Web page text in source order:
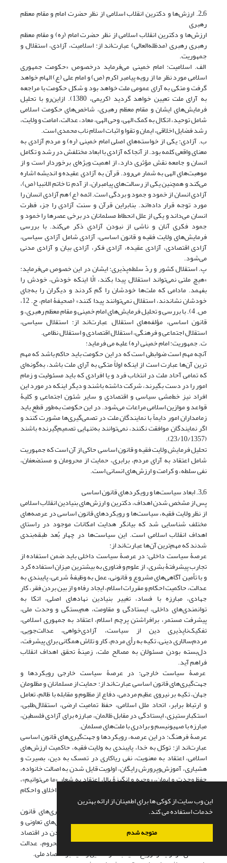
این وب سایت از کوکی ها برای اطمینان از ارائه بهترین
خدمات استفاده می کند.
متوجه شدم
6ـ2. ارزش‌ها و دکترین انقلاب اسلامی از نظر حضرت امام و مقام معظم
رهبری
ارزش‌ها و دکترین انقلاب اسلامی از نظر حضرت امام (ره) و مقام معظم
رهبری رهبری (مدظله‌العالی) عبارت‌اند از: اسلامیت، آزادی، استقلال و
جمهوریت.
الف. اسلامیت: امام خمینی می‌فرماید درخصوص «حکومت جمهوری
اسلامی مورد نظر ما از رویه پیامبر اکرم (ص) و امام علی (ع) الهام خواهد
گرفت و متکی به آرای عمومی ملت خواهد بود و شکل حکومت با مراجعه
به آرای ملت تعیین خواهد گردید (کریمی، 1380). ازاین‌رو با تحلیل
فرمایش‌های ایشان و مقام معظم رهبری، شاخص‌های حکومت اسلامی
شامل توحید، اتکال به کمک الهی، وحی الهی، معاد، عدالت، امامت و ولایت،
رشد فضایل اخلاقی، ایمان و تقوا و اثبات اسلام ناب محمدی است.
ب. آزادی: یکی از خواسته‌های اصلی امام خمینی (ره) و مردم آزادی به
معنای واقعی کلمه بود. از آنجا که آزادی با ابعاد مختلفش در رشد و تکامل
انسان و جامعه نقش مؤثری دارد، از اهمیت ویژه‌ای برخوردار است و از
موهبت‌های الهی به شمار می‌رود. قرآن به آزادی عقیده و اندیشه اشاره
می‌کند و همچنین یکی از رسالت‌های پیامبران، از آدم تا خاتم الانبیا (ص)،
آزادی انسان از خمود و جمود و بردگی است. ائمه (ع) هم آزادی انسان را
مورد توجه قرار داده‌اند. بنابراین قرآن و سنت آزادی را جزء فطرت
انسان می‌داند و یکی از علل انحطاط مسلمانان در برخی عصرها را خمود و
جمود فکری آنان و ناشی از نبودن آزادی ذکر می‌کند. با بررسی
فرمایش‌های ولایت فقیه و قانون اساسی، آزادی شامل آزادی سیاسی،
آزادی اقتصادی، آزادی عقیده، آزادی فکر، آزادی بیان و آزادی مدنی
می‌شود.
پ. استقلال کشور و ردّ سلطه‌پذیری: ایشان در این خصوص می‌فرماید:
«هیچ ملتى نمی‌‏تواند استقلال پیدا بکند، الّا اینکه‏ خودش‏، خودش را
بفهمد. مادامى که ملت‌ها خودشان را گم کردند و دیگران را به‌جاى
خودشان نشاندند، استقلال نمی‌‏توانند پیدا کنند» (صحیفۀ امام، ج. 12،
ص. 4). با بررسی و تحلیل فرمایش‌های امام خمینی و مقام معظم رهبری، و
قانون اساسی، مؤلفه‌های استقلال عبارت‌اند از: استقلال سیاسی،
استقلال اجتماعی و فرهنگی، استقلال اقتصادی و استقلال نظامی.
ت. جمهوریت: امام خمینی (ره) علیه می فرماید:
آنچه مهم است ضوابطی است که در این حکومت باید حاکم باشد که مهم
ترین آن‌ها عبارت است از اینکه اولاً متکی به آرای ملت باشد، به‌گونه‌ای
که تمامی آحاد ملت در انتخاب فرد و یا افرادی که باید مسئولیت و زمام
امور را در دست بگیرند، شرکت داشته باشند و دیگر اینکه در مورد این
افراد نیز خط‌مشی سیاسی و اقتصادی و سایر شئون اجتماعی و کلیۀ
قواعد و موازین اسلامی مراعات می‌شود. در این حکومت به‌طور قطع باید
زمامداران امور دایماً با نمایندگان ملت در تصمی‌گیری‌ها مشورت کنند و
اگر نمایندگان موافقت نکنند، نمی‌توانند به‌تنهایی تصمیم‌گیرنده باشند
(23/10/1357).
تحلیل فرمایش ولایت فقیه و قانون اساسی حاکی از آن است که جمهوریت
شامل اعتقاد به آرای مردم، برابری، حمایت از محرومان و مستضعفان،
نفی سلطه، و کرامت و ارزش‌های انسانی است.
6ـ3. ابعاد سیاست‌ها و رویکردهای قانون اساسی
پس از مشخص شدن اهداف، دکترین و ارزش‌های بنیادین انقلاب اسلامی
از نظر ولایت فقیه، سیاست‌ها و رویکردهای قانون اساسی در عرصه‌های
مختلف شناسایی شد که بیانگر هدایت امکانات موجود در راستای
اهداف انقلاب اسلامی است. این سیاست‌ها در چهار بُعد طبقه‌بندی
شدند که مهم‌ترین آن‌ها عبارت‌اند از:
عرصۀ سیاست داخلی: در عرصۀ سیاست داخلی باید ضمن استفاده از
تجارب پیشرفتۀ بشری، از علوم و فناوری به بیشترین میزان استفاده کرد
و با تأمین آگاهی‌های مشروع و قانونی، عمل به وظیفۀ شرعی، پایبندی به
عدالت، حاکمیت احکام و مقررات اسلام، ایجاد رفاه و از بین بردن فقر، کار
جهادی، مبارزه با فساد، تغییر بنیادین نهادهای اصلی، اتکا به
توانمندی‌های داخلی، ایستادگی و مقاومت، هم‌بستگی و وحدت ملی،
پیشرفت مستمر، برافراشتن پرچم اسلام، اعتقاد به جمهوری اسلامی،
تفکیک‌ناپذیری دین از سیاست، آزادی‌خواهی، عدالت‌جویی،
مردم‌سالاری دینی، تکیه به رأی مردم، کار و تلاش همگانی برای پیشرفت،
دل‌بسته بودن مسئولان به مصالح ملت، زمینۀ تحقق اهداف انقلاب
فراهم آید.
عرصۀ سیاست خارجى: در عرصۀ سیاست خارجی رویکردها و
جهت‌گیری‌های قانون اساسی عبارت‌اند از: حمایت از مسلمانان و مظلومان
جهان، تکیه بر نیروی عظیم مردمی، دفاع از مظلوم و مقابله با ظالم، تعامل
و ارتباط برابر، اتحاد ملل اسلامی، حفظ تمامیت ارضی، استقلال‌طلبی،
استکبارستیزی، ایستادگی در مقابل ظالمان، مبارزه برای آزادی فلسطین،
مبارزه با صهیونیسم و برادری با ملت‌های مسلمان.
عرصۀ فرهنگ: در این عرصه، رویکردها و جهت‌گیری‌های قانون اساسی
عبارت‌اند از: توکل به خدا، پایبندی به ولایت فقیه، حاکمیت ارزش‌های
اسلامی، اعتقاد به معنویت، نفی ریاکاری در تمسک به دین، بصیرت و
هشیاری، آموزش‌وپرورش رایگان، اولویت قایل شدن به اصالت خانواده،
حفظ وحدت و ایمان، روحیه و انگیزۀ بالا، اعتقاد به شعار «ما می‌توانیم»،
امید به آینده، مبارزه با ترویج فساد و فحشا، دفاع قاطع از اخلاق و احکام
اسلامی، نفی جمود و تحجر و نفی فرهنگ اباحه‌گری غربی.
عرصۀ اقتصاد: در عرصۀ اقتصاد رویکردها و جهت‌گیری‌های قانون
اساسی عبارت‌اند از: تأمین نیازهای اساسی از محل بخش‌های تعاونی و
خصوصی، پیشرفت متوازن، استقلال اقتصادی، هضم نشدن در اقتصاد
جهانی، مقابله با فرهنگ سرمایه‌داری، دفاع از طبقات محروم، عدالت
اقتصادی در تولید و توزیع، تکیه به خودکفایی و تکیه بر اقتصاد ملی.